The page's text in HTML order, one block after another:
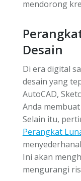
mendorong
Desain
Di era digital
desain yang
AutoCAD,
Anda
Selain itu,
Perangkat
Ini akan
mengurangi